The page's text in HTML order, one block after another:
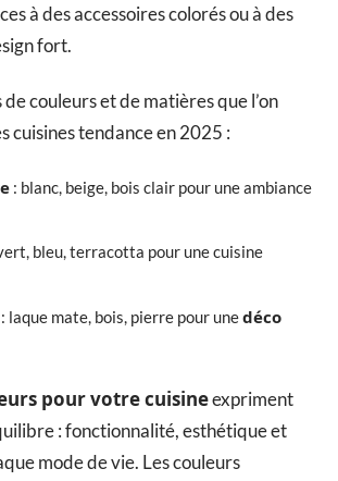
à des accessoires colorés ou à des
fort.
couleurs et de matières que l’on
cuisines tendance en 2025 :
: blanc, beige, bois clair pour une ambiance
bleu, terracotta pour une cuisine
: laque mate, bois, pierre pour unedéco
pour votre cuisineexpriment
: fonctionnalité, esthétique et
mode de vie. Les couleurs